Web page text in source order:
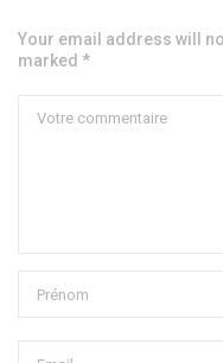
Your email address will
marked *